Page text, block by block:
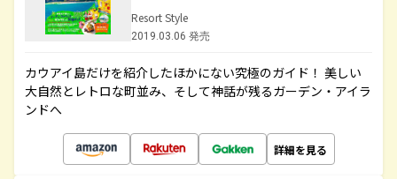
Resort Style
2019.03.06 発売
カウアイ島だけを紹介したほかにない究極のガイド！ 美しい
大自然とレトロな町並み、そして神話が残るガーデン・アイラ
ンドへ
詳細を見る